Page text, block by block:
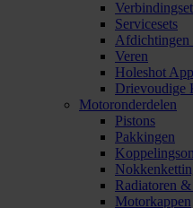
Servicesets
Afdichtingen
Veren
Holeshot
Drievoudige
Motoronderdelen
Pistons
Pakkingen
Radiatoren
Motorkappen